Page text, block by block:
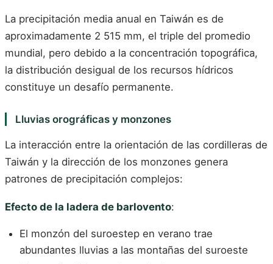
La precipitación media anual en Taiwán es de
aproximadamente 2 515 mm, el triple del promedio
mundial, pero debido a la concentración topográfica,
la distribución desigual de los recursos hídricos
constituye un desafío permanente.
Lluvias orográficas y monzones
La interacción entre la orientación de las cordilleras de
Taiwán y la dirección de los monzones genera
patrones de precipitación complejos:
Efecto de la ladera de barlovento:
El monzón del suroestep en verano trae
abundantes lluvias a las montañas del suroeste